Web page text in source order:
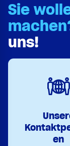
Sie
uns!
en